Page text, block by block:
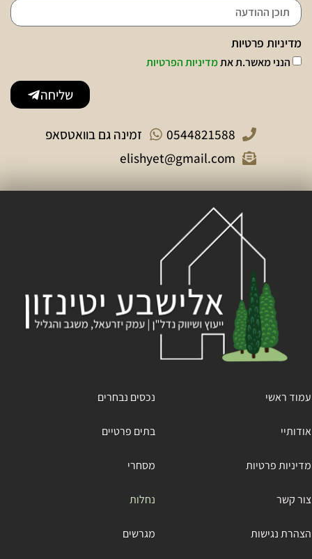
מדיניות פרטיות
הנני מאשר.ת אתמדיניות הפרטיות
שליחה
0544821588
זמינה גם בוואטסאפ
elishyet@gmail.com
עמוד ראשי
אודותיי
מדיניות פרטיות
צור קשר
הצהרת נגישות
נכסים נבחרים
בתים פרטיים
מסחרי
נחלות
מגרשים